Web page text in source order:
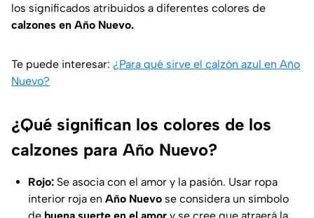
los significados atribuidos a diferentes colores de
calzones en Año Nuevo.
Te puede interesar: ¿Para qué sirve el calzón azul en Año
Nuevo?
¿Qué significan los colores de los
calzones para Año Nuevo?
Rojo: Se asocia con el amor y la pasión. Usar ropa
interior roja en Año Nuevo se considera un símbolo